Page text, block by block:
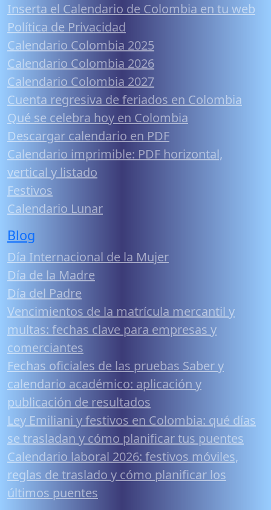
Inserta el Calendario de Colombia en tu web
Política de Privacidad
Calendario Colombia 2025
Calendario Colombia 2026
Calendario Colombia 2027
Cuenta regresiva de feriados en Colombia
Qué se celebra hoy en Colombia
Descargar calendario en PDF
Calendario imprimible: PDF horizontal,
vertical y listado
Festivos
Calendario Lunar
Blog
Día Internacional de la Mujer
Día de la Madre
Día del Padre
Vencimientos de la matrícula mercantil y
multas: fechas clave para empresas y
comerciantes
Fechas oficiales de las pruebas Saber y
calendario académico: aplicación y
publicación de resultados
Ley Emiliani y festivos en Colombia: qué días
se trasladan y cómo planificar tus puentes
Calendario laboral 2026: festivos móviles,
reglas de traslado y cómo planificar los
últimos puentes